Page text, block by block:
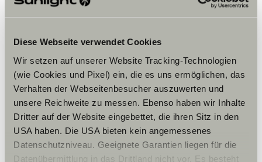
Diese Webseite verwendet Cookies
Wir setzen auf unserer Website Tracking-Technologien
(wie Cookies und Pixel) ein, die es uns ermöglichen, das
Verhalten der Webseitenbesucher auszuwerten und
unsere Reichweite zu messen. Ebenso haben wir Inhalte
Dritter auf der Website eingebettet, die ihren Sitz in den
USA haben. Die USA bieten kein angemessenes
Datenschutzniveau. Geeignete Garantien liegen für die
Datenübermittlung in das Drittland nicht vor. Es besteht
Öffnungszeiten
FAHRZEUGVERKAUF/ VERMIETUNG/ WERKSTATT
Sommer
Cookie-Einstellungen